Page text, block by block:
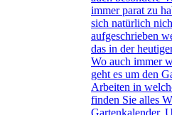
immer parat zu
sich natürlich
aufgeschrieben
das in der
Wo auch immer
geht es um den
Arbeiten in
finden Sie alles
Gartenkalender.